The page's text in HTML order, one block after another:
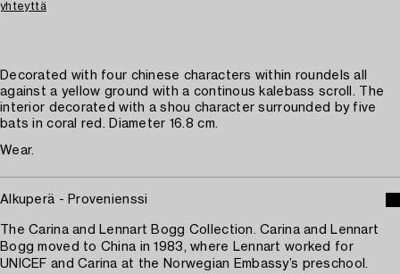
yhteyttä
Decorated with four chinese characters within roundels all
against a yellow ground with a continous kalebass scroll. The
interior decorated with a shou character surrounded by five
bats in coral red. Diameter 16.8 cm.
Wear.
Alkuperä - Provenienssi
The Carina and Lennart Bogg Collection. Carina and Lennart
Bogg moved to China in 1983, where Lennart worked for
UNICEF and Carina at the Norwegian Embassy’s preschool.